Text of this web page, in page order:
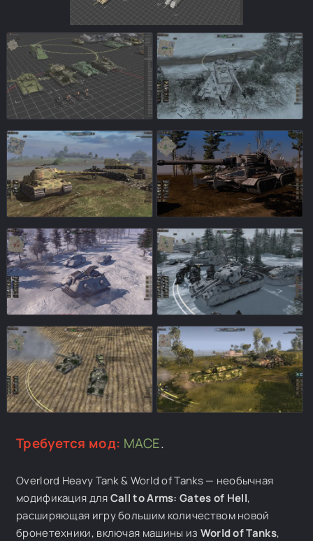
Требуется мод: MACE.
Overlord Heavy Tank & World of Tanks — необычная
модификация дляCall to Arms: Gates of Hell,
расширяющая игру большим количеством новой
бронетехники, включая машины из World of Tanks,